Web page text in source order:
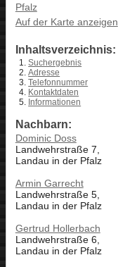
Pfalz
Auf der Karte anzeigen
Inhaltsverzeichnis:
Suchergebnis
Adresse
Telefonnummer
Kontaktdaten
Informationen
Nachbarn:
Dominic Doss
Landwehrstraße 7,
Landau in der Pfalz
Armin Garrecht
Landwehrstraße 5,
Landau in der Pfalz
Gertrud Hollerbach
Landwehrstraße 6,
Landau in der Pfalz